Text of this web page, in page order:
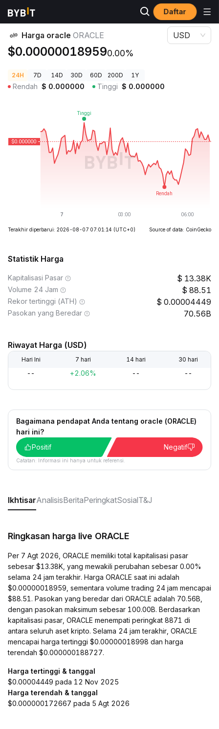
Daftar
Harga Kripto
Harga oracle ORACLE
$0.000000189590.00%
USD
24H 7D 14D 30D 60D 200D 1Y
Rendah $ 0.000000 Tinggi $ 0.000000
Terakhir diperbarui: 2026-08-07 07:01:14 (UTC+0) Source of data: CoinGecko
Statistik Harga
Kapitalisasi Pasar 13.38K
Volume 24 Jam 88.51
Rekor tertinggi (ATH) 0.00004449
Pasokan yang Beredar 70.56B
Riwayat Harga (USD)
Hari Ini 7 hari 14 hari 30 hari
-- +2.06% -- --
Bagaimana pendapat Anda tentang oracle (ORACLE)
hari ini?
Positif
Negatif
Catatan: Informasi ini hanya untuk referensi.
IkhtisarAnalisisBeritaPeringkatSosialT&J
Ringkasan harga live ORACLE
Per 7 Agt 2026, ORACLE memiliki total kapitalisasi pasar
sebesar $13.38K, yang mewakili perubahan sebesar 0.00%
selama 24 jam terakhir. Harga ORACLE saat ini adalah
$0.00000018959, sementara volume trading 24 jam mencapai
$88.51. Pasokan yang beredar dari ORACLE adalah 70.56B,
dengan pasokan maksimum sebesar 100.00B. Berdasarkan
kapitalisasi pasar, ORACLE menempati peringkat 8871 di
antara seluruh aset kripto. Selama 24 jam terakhir, ORACLE
mencapai harga tertinggi $0.00000018998 dan harga
terendah $0.000000188727.
Harga tertinggi & tanggal
$0.00004449 pada 12 Nov 2025
Harga terendah & tanggal
$0.000000172667 pada 5 Agt 2026